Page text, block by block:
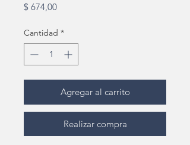
$ 674,00Precio
Cantidad *
Agregar al carrito
Realizar compra